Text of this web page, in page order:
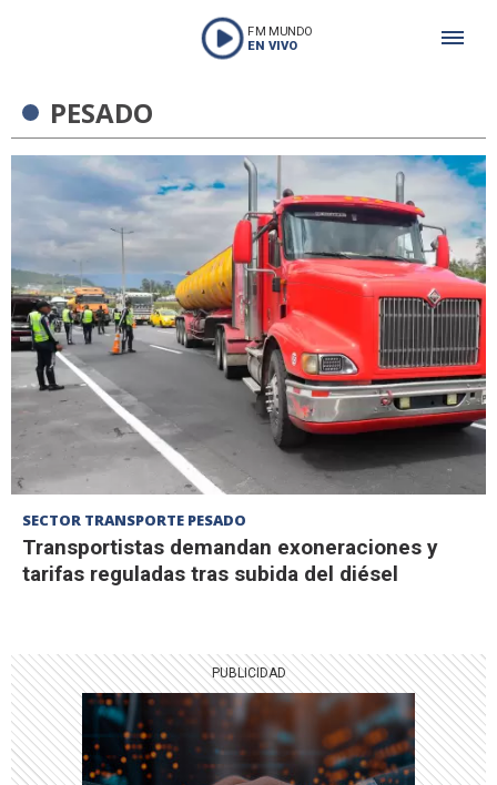
FM MUNDO
EN VIVO
PESADO
SECTOR TRANSPORTE PESADO
Transportistas demandan exoneraciones y
tarifas reguladas tras subida del diésel